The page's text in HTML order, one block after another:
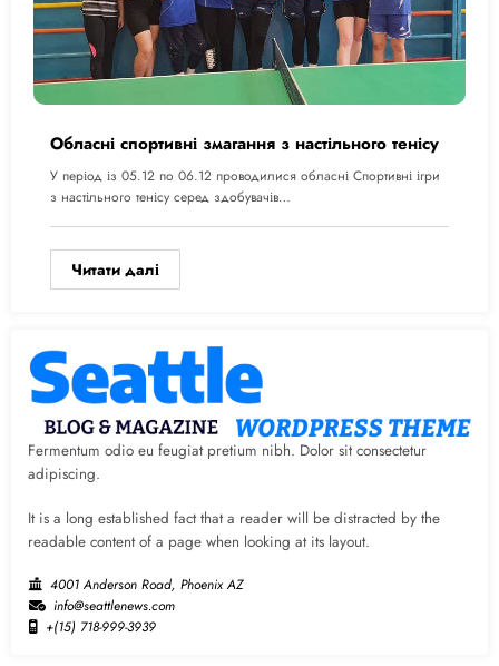
Fermentum odio eu feugiat pretium nibh. Dolor sit consectetur
adipiscing.
It is a long established fact that a reader will be distracted by the
readable content of a page when looking at its layout.
4001 Anderson Road, Phoenix AZ
info@seattlenews.com
+(15) 718-999-3939
Обласні спортивні змагання з настільного тенісу
У період із 05.12 по 06.12 проводилися обласні Спортивні ігри
з настільного тенісу серед здобувачів…
Читати далі